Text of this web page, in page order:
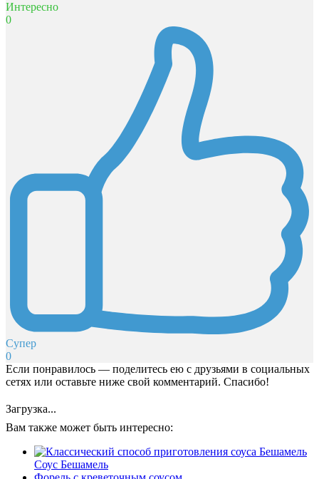
Интересно
0
Супер
0
Если понравилось — поделитесь ею с друзьями в социальных
сетях или оставьте ниже свой комментарий. Спасибо!
Загрузка...
Вам также может быть интересно:
Соус Бешамель